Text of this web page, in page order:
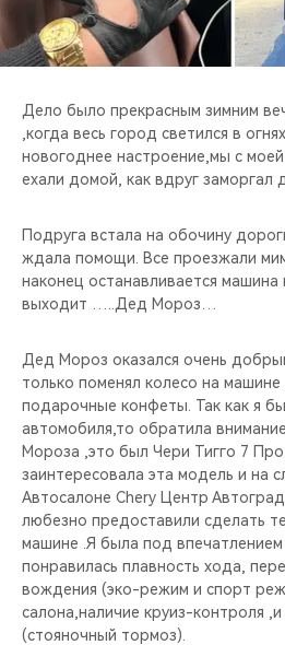
CHERY И СПОРТ
НАШИ МЕРОПРИЯТИЯ
ВИДЕООБЗОРЫ
CHERY ДЛЯ ДЕТЕЙ
Дело было прекрасным зимним
,когда весь город светился в
новогоднее настроение,мы с
ехали домой, как вдруг заморгал
Подруга встала на обочину
ждала помощи. Все проезжали
наконец останавливается машина
выходит …..Дед Мороз…
Дед Мороз оказался очень
только поменял колесо на
подарочные конфеты. Так как я
автомобиля,то обратила
Мороза ,это был Чери Тигго 7
заинтересовала эта модель и на
Автосалоне Chery Центр
любезно предоставили сделать
машине .Я была под
понравилась плавность хода,
вождения (эко-режим и спорт
салона,наличие круиз-контроля
(стояночный тормоз).